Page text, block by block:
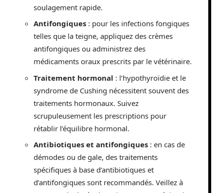
soulagement rapide.
Antifongiques : pour les infections fongiques
telles que la teigne, appliquez des crèmes
antifongiques ou administrez des
médicaments oraux prescrits par le vétérinaire.
Traitement hormonal : l’hypothyroïdie et le
syndrome de Cushing nécessitent souvent des
traitements hormonaux. Suivez
scrupuleusement les prescriptions pour
rétablir l’équilibre hormonal.
Antibiotiques et antifongiques : en cas de
démodes ou de gale, des traitements
spécifiques à base d’antibiotiques et
d’antifongiques sont recommandés. Veillez à